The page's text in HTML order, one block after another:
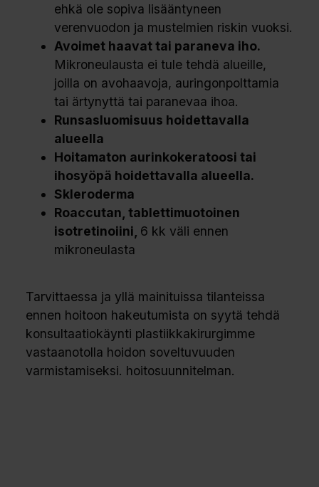
ehkä ole sopiva lisääntyneen
verenvuodon ja mustelmien riskin vuoksi.
Avoimet haavat tai paraneva iho.
Mikroneulausta ei tule tehdä alueille,
joilla on avohaavoja, auringonpolttamia
tai ärtynyttä tai paranevaa ihoa.
Runsasluomisuus hoidettavalla
alueella
Hoitamaton aurinkokeratoosi tai
ihosyöpä hoidettavalla alueella.
Skleroderma
Roaccutan, tablettimuotoinen
isotretinoiini, 6 kk väli ennen
mikroneulasta
Tarvittaessa ja yllä mainituissa tilanteissa
ennen hoitoon hakeutumista on syytä tehdä
konsultaatiokäynti plastiikkakirurgimme
vastaanotolla hoidon soveltuvuuden
varmistamiseksi. hoitosuunnitelman.